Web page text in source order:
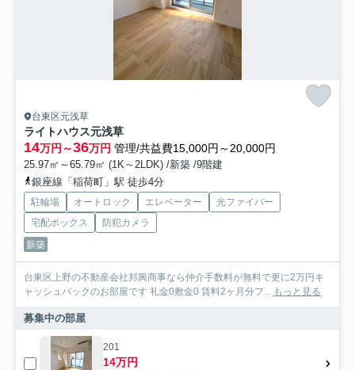
台東区元浅草
ライトハウス元浅草
14万円～36万円 管理/共益費15,000円～20,000円
25.97㎡～65.79㎡ (1K～2LDK) /新築 /9階建
銀座線「稲荷町」駅 徒歩4分
駐輪場 オートロック エレベーター
光ファイバー
宅配ボックス
防犯カメラ
新築
台東区上野の不動産会社邦興商事なら仲介手数料が無料で更に2万円キ
ャッシュバックのお部屋です 礼金0敷金0 賃料2ヶ月分フ... もっと見る
募集中の部屋
201
14万円